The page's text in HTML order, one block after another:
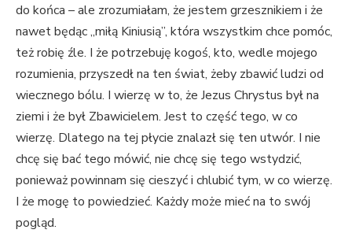
do końca – ale zrozumiałam, że jestem grzesznikiem i że
nawet będąc „miłą Kiniusią”, która wszystkim chce pomóc,
też robię źle. I że potrzebuję kogoś, kto, wedle mojego
rozumienia, przyszedł na ten świat, żeby zbawić ludzi od
wiecznego bólu. I wierzę w to, że Jezus Chrystus był na
ziemi i że był Zbawicielem. Jest to część tego, w co
wierzę. Dlatego na tej płycie znalazł się ten utwór. I nie
chcę się bać tego mówić, nie chcę się tego wstydzić,
ponieważ powinnam się cieszyć i chlubić tym, w co wierzę.
I że mogę to powiedzieć. Każdy może mieć na to swój
pogląd.